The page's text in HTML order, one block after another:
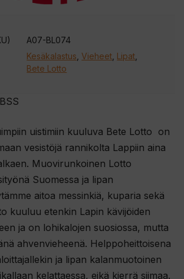
uistimiin kuuluva Bete Lotto on
vesistöjä rannikolta Lappiin aina
Muovirunkoinen Lotto
Suomessa ja lipan
aitoa messinkiä, kuparia sekä
kuuluu etenkin Lapin kävijöiden
ja on lohikalojen suosiossa, mutta
ahvenvieheenä. Helppoheittoisena
ja lipan kalanmuotoinen
kelattaessa, eikä kierrä siimaa.
A07-BL074
Kesäkalastus ,Vieheet Lipat
Bete Lotto